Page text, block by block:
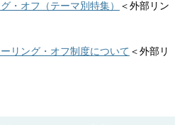
・オフ（テーマ別特集）
＜外部リン
リング・オフ制度について ＜外部リ